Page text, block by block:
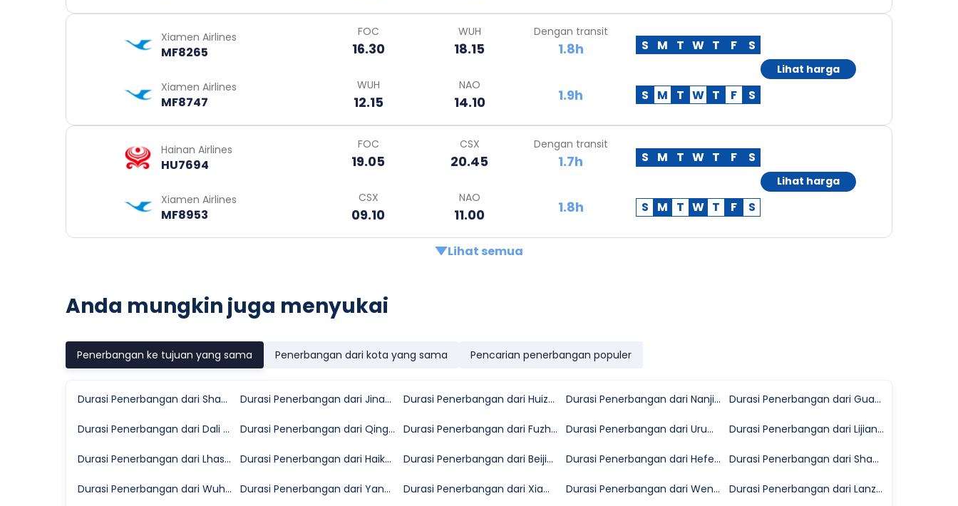
Xiamen Airlines
MF8265
FOC
16.30
WUH
18.15
Dengan transit
1.8h S M T W T F S
Xiamen Airlines
MF8747
WUH
12.15
NAO
14.10 1.9h S M T W T F S
Lihat harga
Hainan Airlines
HU7694
FOC
19.05
CSX
20.45
Dengan transit
1.7h S M T W T F S
Xiamen Airlines
MF8953
CSX
09.10
NAO
11.00 1.8h S M T W T F S
Lihat harga
Lihat semua
Anda mungkin juga menyukai
Penerbangan ke tujuan yang sama Penerbangan dari kota yang sama Pencarian penerbangan populer
Durasi Penerbangan dari Shanghai ke Nanchong Durasi Penerbangan dari Jinan ke Nanchong Durasi Penerbangan dari Huizhou ke Nanchong Durasi Penerbangan dari Nanjing ke Nanchong Durasi Penerbangan dari Guangzhou ke Nanchong
Durasi Penerbangan dari Dali ke Nanchong Durasi Penerbangan dari Qingdao ke Nanchong Durasi Penerbangan dari Fuzhou ke Nanchong Durasi Penerbangan dari Urumqi ke Nanchong Durasi Penerbangan dari Lijiang ke Nanchong
Durasi Penerbangan dari Lhasa ke Nanchong Durasi Penerbangan dari Haikou ke Nanchong Durasi Penerbangan dari Beijing ke Nanchong Durasi Penerbangan dari Hefei ke Nanchong Durasi Penerbangan dari Shantou ke Nanchong
Durasi Penerbangan dari Wuhan ke Nanchong Durasi Penerbangan dari Yangzhou ke Nanchong Durasi Penerbangan dari Xiamen ke Nanchong Durasi Penerbangan dari Wenzhou ke Nanchong Durasi Penerbangan dari Lanzhou ke Nanchong